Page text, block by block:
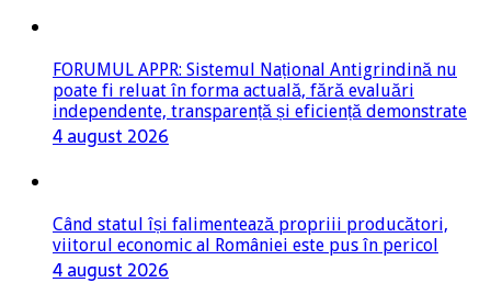
FORUMUL APPR: Sistemul Național Antigrindină nu
poate fi reluat în forma actuală, fără evaluări
independente, transparență și eficiență demonstrate
4 august 2026
Când statul își falimentează propriii producători,
viitorul economic al României este pus în pericol
4 august 2026